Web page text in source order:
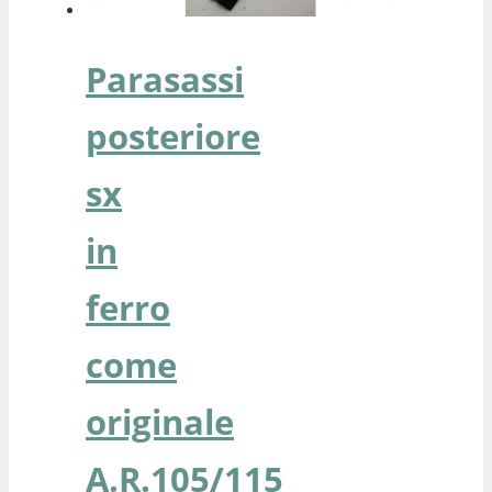
Parasassi
posteriore
sx
in
ferro
come
originale
A.R.105/115